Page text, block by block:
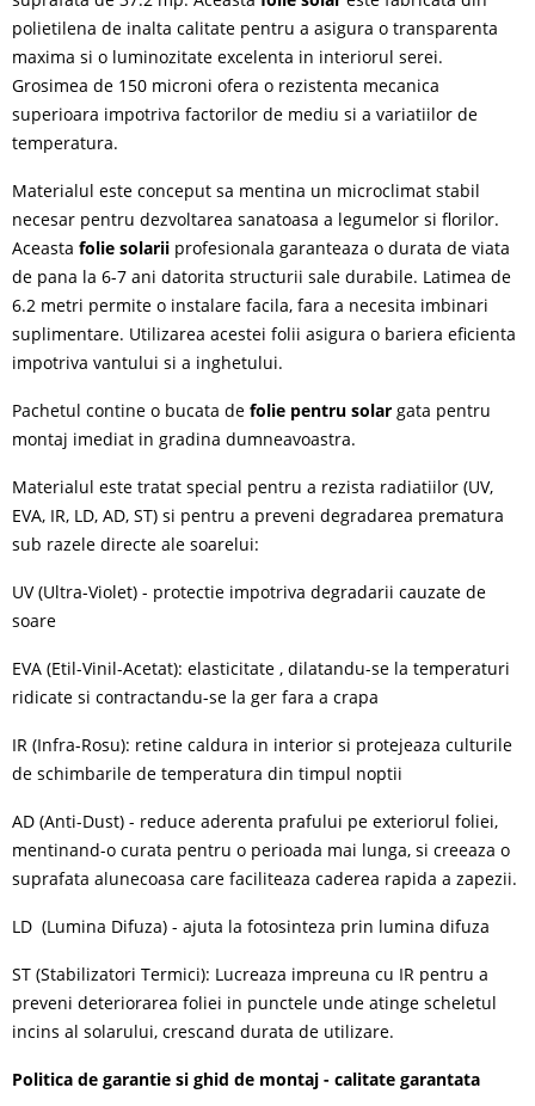
polietilena de inalta calitate pentru a asigura o transparenta
maxima si o luminozitate excelenta in interiorul serei.
Grosimea de 150 microni ofera o rezistenta mecanica
superioara impotriva factorilor de mediu si a variatiilor de
temperatura.
Materialul este conceput sa mentina un microclimat stabil
necesar pentru dezvoltarea sanatoasa a legumelor si florilor.
Aceastafolie solarii profesionala garanteaza o durata de viata
de pana la 6-7 ani datorita structurii sale durabile. Latimea de
6.2 metri permite o instalare facila, fara a necesita imbinari
suplimentare. Utilizarea acestei folii asigura o bariera eficienta
impotriva vantului si a inghetului.
Pachetul contine o bucata de folie pentru solar gata pentru
montaj imediat in gradina dumneavoastra.
Materialul este tratat special pentru a rezista radiatiilor(UV,
EVA, IR, LD, AD, ST) si pentru a preveni degradarea prematura
sub razele directe ale soarelui:
UV (Ultra-Violet) - protectie impotriva degradarii cauzate de
soare
EVA (Etil-Vinil-Acetat): elasticitate , dilatandu-se la temperaturi
ridicate si contractandu-se la ger fara a crapa
IR (Infra-Rosu): retine caldura in interior si protejeaza culturile
de schimbarile de temperatura din timpul noptii
AD (Anti-Dust) - reduce aderenta prafului pe exteriorul foliei,
mentinand-o curata pentru o perioada mai lunga, si creeaza o
suprafata alunecoasa care faciliteaza caderea rapida a zapezii.
LD (Lumina Difuza) -ajuta la fotosinteza prin lumina difuza
ST (Stabilizatori Termici): Lucreaza impreuna cu IR pentru a
prevenideteriorarea foliei in punctele unde atinge scheletul
incins al solarului, crescand durata de utilizare.
Politica de garantie si ghid de montaj - calitate garantata